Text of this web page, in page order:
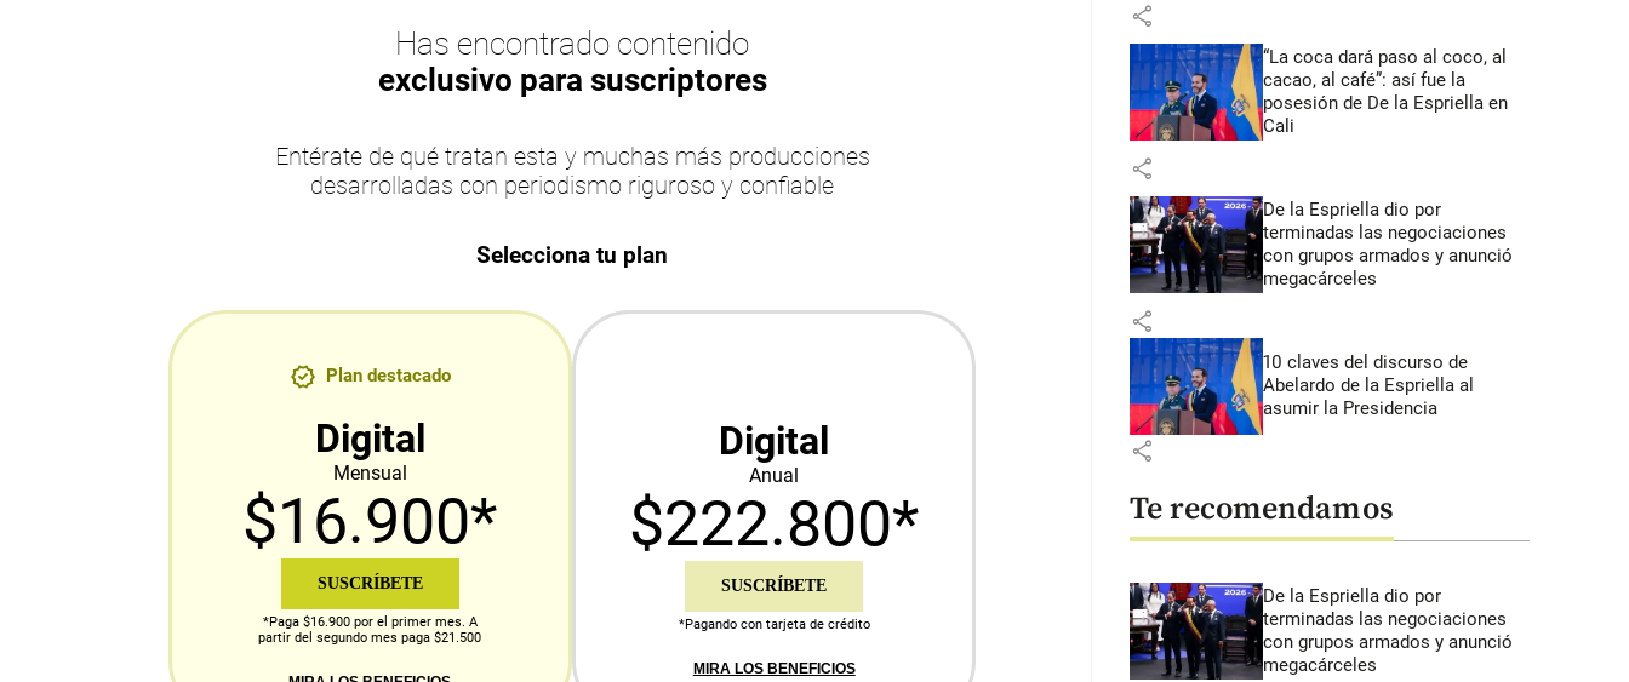
Has encontrado contenido
exclusivo para suscriptores
Entérate de qué tratan esta y muchas más producciones
desarrolladas con periodismo riguroso y confiable
Selecciona tu plan
Plan destacado
Digital
Mensual
$16.900*
SUSCRÍBETE
*Paga $16.900 por el primer mes. A
partir del segundo mes paga $21.500
Digital
Anual
$222.800*
SUSCRÍBETE
*Pagando con tarjeta de crédito
MIRA LOS BENEFICIOS
share
“La coca dará paso al coco, al
cacao, al café”: así fue la
posesión de De la Espriella en
Cali
share
De la Espriella dio por
terminadas las negociaciones
con grupos armados y anunció
megacárceles
share
10 claves del discurso de
Abelardo de la Espriella al
asumir la Presidencia
share
Te recomendamos
De la Espriella dio por
terminadas las negociaciones
con grupos armados y anunció
megacárceles